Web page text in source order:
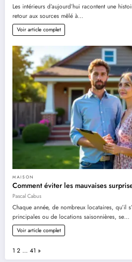
Les intérieurs d’aujourd’hui racontent une
retour aux sources mêlé à…
Voir article complet
MAISON
Comment éviter les mauvaises
Pascal Cabus
Chaque année, de nombreux locataires, qu’il
principales ou de locations saisonnières, se…
Voir article complet
Page:
1 2 … 41 Next
»